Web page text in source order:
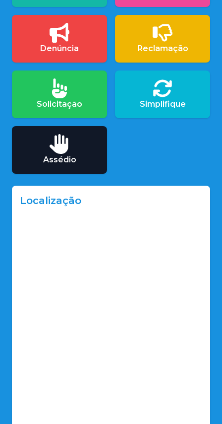
Denúncia Reclamação
Solicitação Simplifique
Assédio
Localização